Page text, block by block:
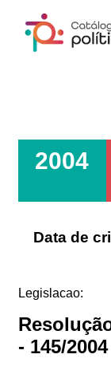
2004
Data de
Legislacao:
- 145/2004